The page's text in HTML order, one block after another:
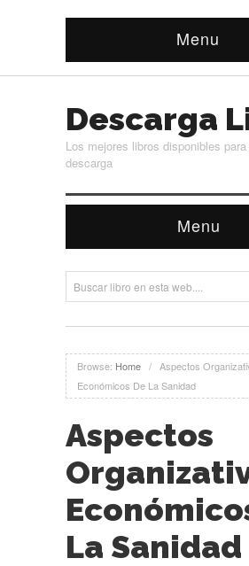
Menu
Descarga
Los mejores libros disponibles para
descarga
Menu
Browse: Home / Aspectos
Económicos De La Sanidad
Aspectos
La Sanidad